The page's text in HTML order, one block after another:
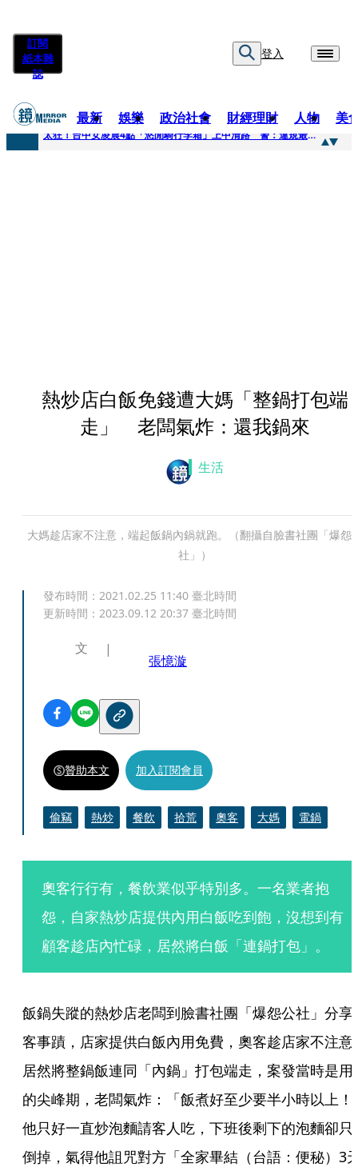
訂閱
紙本雜
誌
登入
最新 娛樂 政治社會 財經理財 人物 美
快訊
太狂！台中女凌晨4點「悠閒騎行李箱」上中清路 警：違規最高罰3600
熱炒店白飯免錢遭大媽「整鍋打包端
走」 老闆氣炸：還我鍋來
生活
大媽趁店家不注意，端起飯鍋內鍋就跑。（翻攝自臉書社團「爆怨
社」）
發布時間： 2021.02.25 11:40 臺北時間
更新時間： 2023.09.12 20:37 臺北時間
文
張憶漩
贊助本文 加入訂閱會員
偷竊 熱炒 餐飲 拾荒 奧客 大媽 電鍋
奧客行行有，餐飲業似乎特別多。一名業者抱
怨，自家熱炒店提供內用白飯吃到飽，沒想到有
顧客趁店內忙碌，居然將白飯「連鍋打包」。
飯鍋失蹤的熱炒店老闆到臉書社團「爆怨公社」分享
客事蹟，店家提供白飯內用免費，奧客趁店家不注意
居然將整鍋飯連同「內鍋」打包端走，案發當時是用
的尖峰期，老闆氣炸：「飯煮好至少要半小時以上！
他只好一直炒泡麵請客人吃，下班後剩下的泡麵卻只
倒掉，氣得他詛咒對方「全家畢結（台語：便秘）3